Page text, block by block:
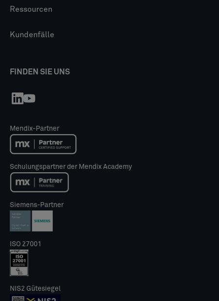
Ressourcen
Kundenfälle
FINDEN SIE UNS
Mendix-Partner
Schulungspartner der Mendix Academy
Siemens-Partner
ISO 27001
NIS2 Gütesiegel